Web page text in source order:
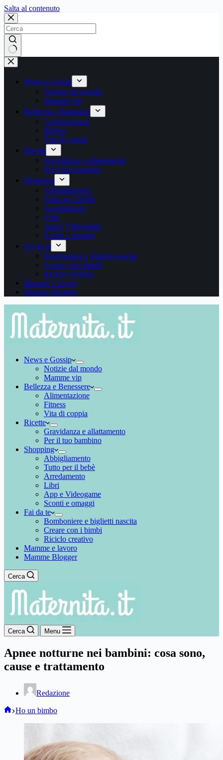
Salta al contenutoSalta
contenuto
Nessun
risultato
News e Gossip
Notizie dal mondo
Mamme vip
Bellezza e Benessere
Alimentazione
Fitness
Vita di coppia
Ricette
Gravidanza e allattamento
Per il tuo bambino
Shopping
Abbigliamento
Tutto per il bebè
Arredamento
Libri
App e Videogame
Sconti e omaggi
Fai da te
Bomboniere e biglietti nascita
Creare con i bimbi
Riciclo creativo
Mamme e lavoro
Mamme Blogger
News e Gossip
Notizie dal mondo
Mamme vip
Bellezza e Benessere
Alimentazione
Fitness
Vita di coppia
Ricette
Gravidanza e allattamento
Per il tuo bambino
Shopping
Abbigliamento
Tutto per il bebè
Arredamento
Libri
App e Videogame
Sconti e omaggi
Fai da te
Bomboniere e biglietti nascita
Creare con i bimbi
Riciclo creativo
Mamme e lavoro
Mamme Blogger
Cerca
Cerca Menu
Apnee notturne nei bambini: cosa sono,
cause e trattamento
Redazione
Home
Ho un bimbo